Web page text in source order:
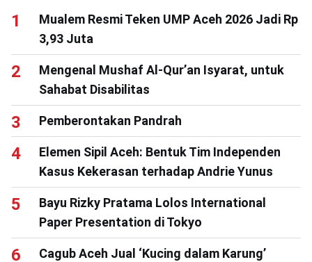
Mualem Resmi Teken UMP Aceh 2026 Jadi Rp
3,93 Juta
Mengenal Mushaf Al-Qur’an Isyarat, untuk
Sahabat Disabilitas
Pemberontakan Pandrah
Elemen Sipil Aceh: Bentuk Tim Independen
Kasus Kekerasan terhadap Andrie Yunus
Bayu Rizky Pratama Lolos International
Paper Presentation di Tokyo
Cagub Aceh Jual ‘Kucing dalam Karung’